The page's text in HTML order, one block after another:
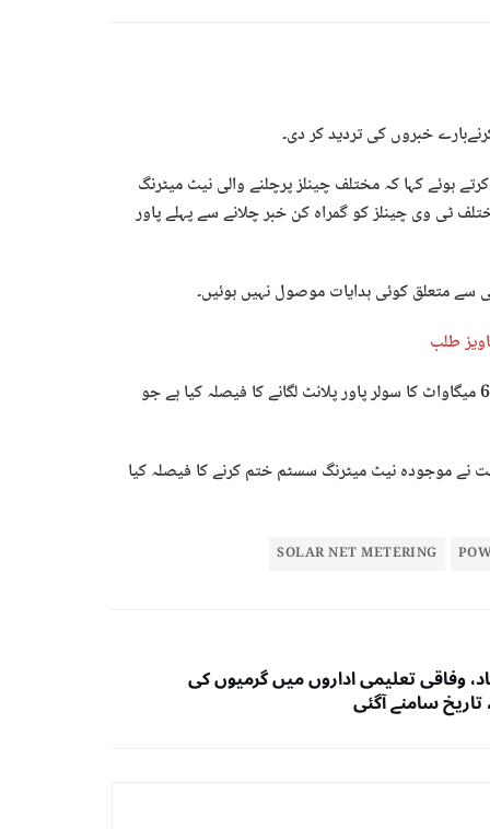
خبروں کی تردید کر دی۔
ہوئے کہا کہ مختلف چینلز پرچلنے والی نیٹ میٹرنگ
ٹی وی چینلز کو گمراہ کن خبر چلانے سے پہلے پاور
متعلق کوئی ہدایات موصول نہیں ہوئیں۔
طلب
میڈیا رپورٹس کے مطابق حکومت نے سعودی سرمایہ کاروں کے ساتھ 600 میگاواٹ کا سولر پاور پلانٹ لگانے کا فیصلہ کیا ہے جو
نے موجودہ نیٹ میٹرنگ سسٹم ختم کرنے کا فیصلہ کیا
SOLAR NET METERING
وفاقی تعلیمی اداروں میں گرمیوں کی
سامنے آگئی